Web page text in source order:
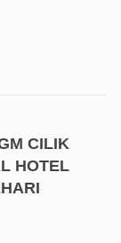
CILIK
HOTEL